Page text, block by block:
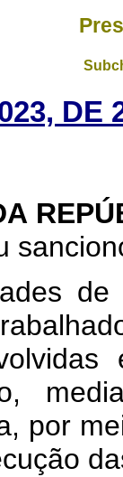
DE
de
por